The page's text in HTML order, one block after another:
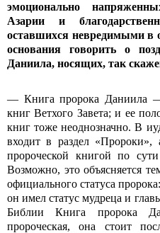
эмоционально
Азарии и
оставшихся невредимыми в
основания говорить о
Даниила, носящих, так
— Книга пророка Даниила
книг Ветхого Завета; и ее
книг тоже неоднозначно. В
входит в раздел «Пророки»,
пророческой книгой по
Возможно, это объясняется
официального статуса
он имел статус мудреца и
Библии Книга пророка
пророческая, она стоит